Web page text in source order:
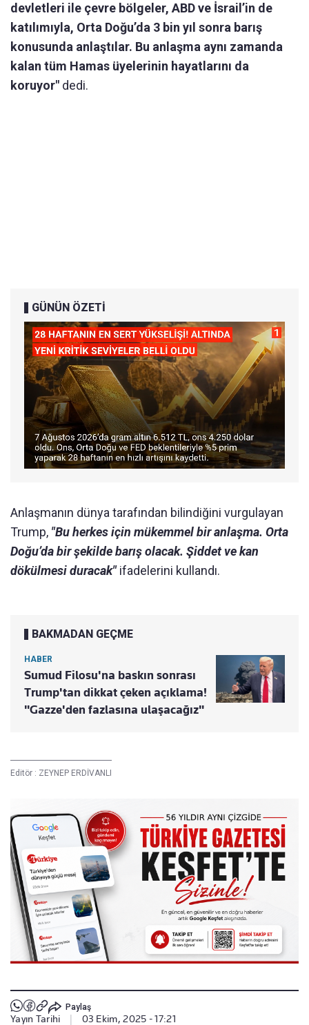
devletleri ile çevre bölgeler, ABD ve İsrail’in de
katılımıyla, Orta Doğu’da 3 bin yıl sonra barış
konusunda anlaştılar. Bu anlaşma aynı zamanda
kalan tüm Hamas üyelerinin hayatlarını da
koruyor" dedi.
GÜNÜN ÖZETİ
Anlaşmanın dünya tarafından bilindiğini vurgulayan
Trump, "Bu herkes için mükemmel bir anlaşma. Orta
Doğu’da bir şekilde barış olacak. Şiddet ve kan
dökülmesi duracak"ifadelerini kullandı.
BAKMADAN GEÇME
HABER
Sumud Filosu'na baskın sonrası
Trump'tan dikkat çeken açıklama!
"Gazze'den fazlasına ulaşacağız"
Editör : ZEYNEP ERDİVANLI
Paylaş
Yayın Tarihi 03 Ekim, 2025 - 17:21